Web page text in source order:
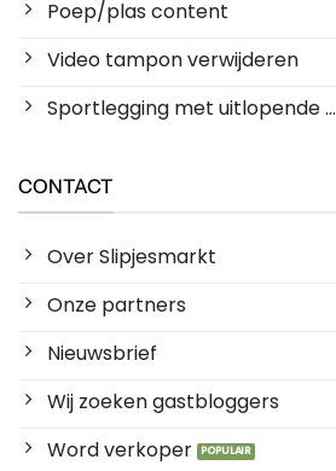
Poep/plas content
Video tampon verwijderen
Sportlegging met uitlopende ...
CONTACT
Over Slipjesmarkt
Onze partners
Nieuwsbrief
Wij zoeken gastbloggers
Word verkoper